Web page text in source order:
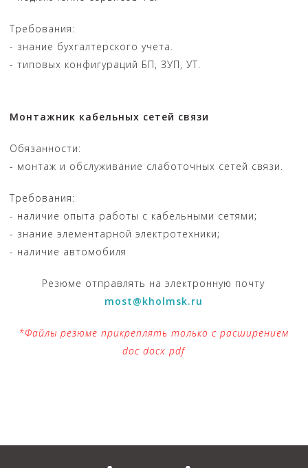
Требования:
- знание бухгалтерского учета.
- типовых конфигураций БП, ЗУП, УТ.
Монтажник кабельных сетей связи
Обязанности:
- монтаж и обслуживание слаботочных сетей связи.
Требования:
- наличие опыта работы с кабельными сетями;
- знание элементарной электротехники;
- наличие автомобиля
Резюме отправлять на электронную почту
most@kholmsk.ru
*Файлы резюме прикреплять только с расширением
doc docx pdf